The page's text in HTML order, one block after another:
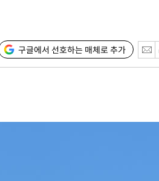
구글에서 선호하는 매체로 추가